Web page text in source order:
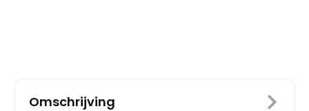
Omschrijving